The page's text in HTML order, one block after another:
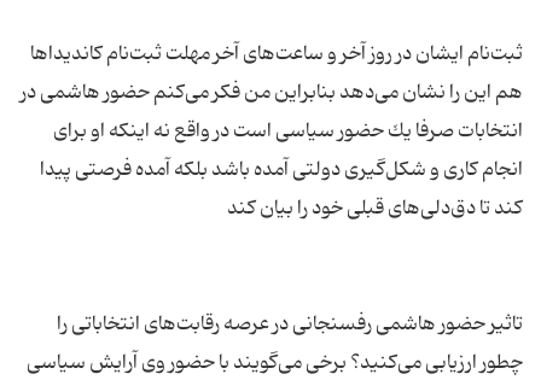
ثبت‌نام ایشان در روز آخر و ساعت‌های آخر مهلت ثبت‌نام كاندیداها
هم این را نشان می‌دهد بنابراین من فكر می‌كنم حضور هاشمی در
انتخابات صرفا یك حضور سیاسی است در واقع نه اینكه او برای
انجام كاری و شكل‌گیری دولتی آمده باشد بلكه آمده فرصتی پیدا
تاثیر حضور هاشمی رفسنجانی در عرصه رقابت‌های انتخاباتی را
چطور ارزیابی می‌كنید؟ برخی می‌گویند با حضور وی آرایش سیاسی